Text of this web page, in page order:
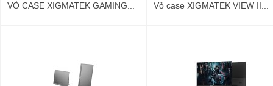
VỎ CASE XIGMATEK GAMING... Vỏ case XIGMATEK VIEW II...